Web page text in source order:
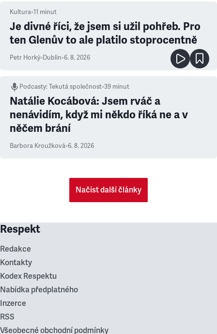
Kultura•11 minut
Je divné říci, že jsem si užil pohřeb. Pro
ten Glenův to ale platilo stoprocentně
Petr Horký•Dublin•6. 8. 2026
Podcasty:Tekutá společnost•39 minut
Natálie Kocábová: Jsem rváč a
nenávidím, když mi někdo říká ne a v
něčem brání
Barbora Kroužková•6. 8. 2026
Načíst další články
Respekt
Redakce
Kontakty
Kodex Respektu
Nabídka předplatného
Inzerce
RSS
Všeobecné obchodní podmínky